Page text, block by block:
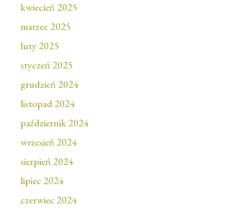
kwiecień 2025
marzec 2025
luty 2025
styczeń 2025
grudzień 2024
listopad 2024
październik 2024
wrzesień 2024
sierpień 2024
lipiec 2024
czerwiec 2024